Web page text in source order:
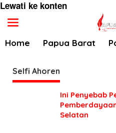
Lewati ke konten
Home Papua Barat
Selfi Ahoren
Ini Penyebab
Selatan